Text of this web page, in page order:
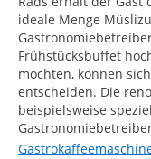
ideale Menge
Frühstücksbuffet
möchten, können
entscheiden. Die
beispielsweise